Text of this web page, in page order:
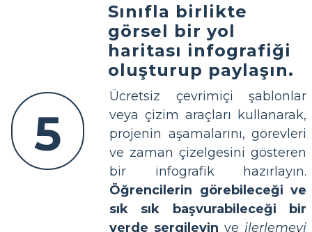
5
Sınıfla birlikte
görsel bir yol
haritası infografiği
oluşturup paylaşın.
Ücretsiz çevrimiçi şablonlar
veya çizim araçları kullanarak,
projenin aşamalarını, görevleri
ve zaman çizelgesini gösteren
bir infografik hazırlayın.
Öğrencilerin görebileceği ve
sık sık başvurabileceği bir
yerde sergileyin ve ilerlemeyi